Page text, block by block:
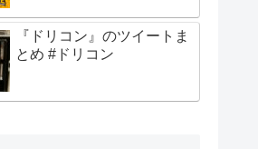
『ドリコン』のツイートま
とめ #ドリコン